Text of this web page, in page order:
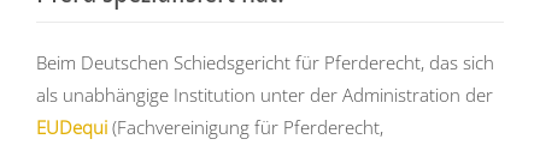
Beim Deutschen Schiedsgericht für Pferderecht, das sich
als unabhängige Institution unter der Administration der
EUDequi (Fachvereinigung für Pferderecht,